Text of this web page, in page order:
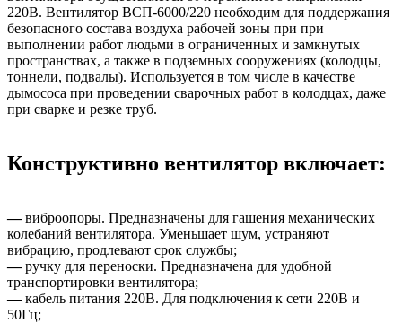
220В. Вентилятор ВСП-6000/220 необходим для поддержания
безопасного состава воздуха рабочей зоны при при
выполнении работ людьми в ограниченных и замкнутых
пространствах, а также в подземных сооружениях (колодцы,
тоннели, подвалы). Используется в том числе в качестве
дымососа при проведении сварочных работ в колодцах, даже
при сварке и резке труб.
Конструктивно вентилятор включает:
—виброопоры. Предназначены для гашения механических
колебаний вентилятора. Уменьшает шум, устраняют
вибрацию, продлевают срок службы;
—ручку для переноски. Предназначена для удобной
транспортировки вентилятора;
—кабель питания 220В. Для подключения к сети 220В и
50Гц;